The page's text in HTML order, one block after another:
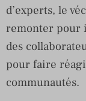
d’experts, le
remonter pour
des
pour faire
communautés.